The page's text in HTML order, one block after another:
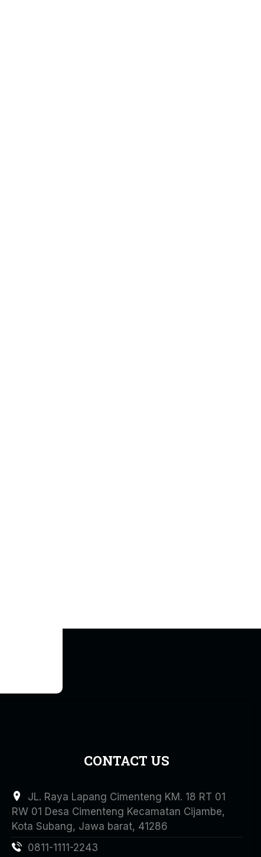
CONTACT US
JL. Raya Lapang Cimenteng KM. 18 RT 01
RW 01 Desa Cimenteng Kecamatan Cijambe,
Kota Subang, Jawa barat, 41286
0811-1111-2243